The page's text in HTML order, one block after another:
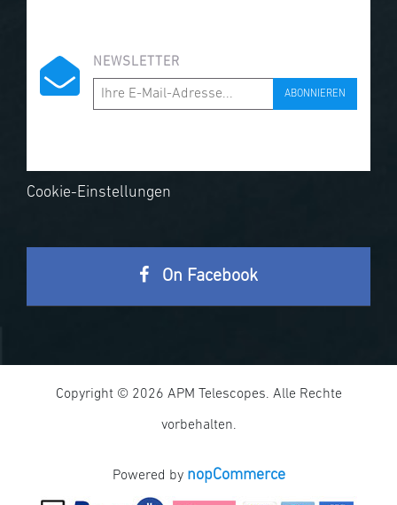
NEWSLETTER
ABONNIEREN
Cookie-Einstellungen
On Facebook
Copyright © 2026 APM Telescopes. Alle Rechte
vorbehalten.
Powered by nopCommerce